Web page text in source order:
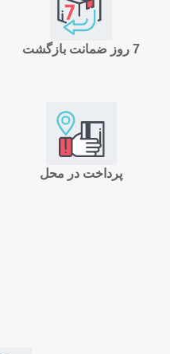
7 روز ضمانت بازگشت
پرداخت در محل